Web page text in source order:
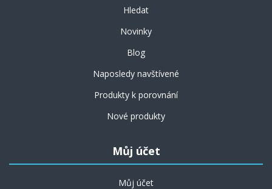
Hledat
Novinky
Blog
Naposledy navštívené
Produkty k porovnání
Nové produkty
Můj účet
Můj účet